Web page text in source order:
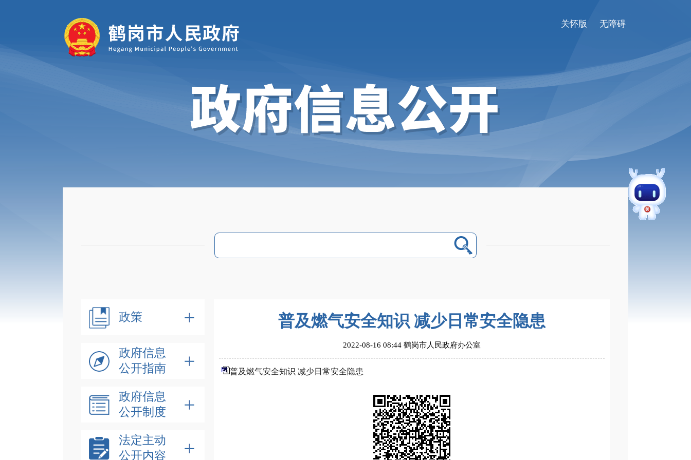
关怀版 无障碍
政策
政府信息
公开指南
政府信息
公开制度
法定主动
公开内容
普及燃气安全知识 减少日常安全隐患
2022-08-16 08:44 鹤岗市人民政府办公室
普及燃气安全知识 减少日常安全隐患